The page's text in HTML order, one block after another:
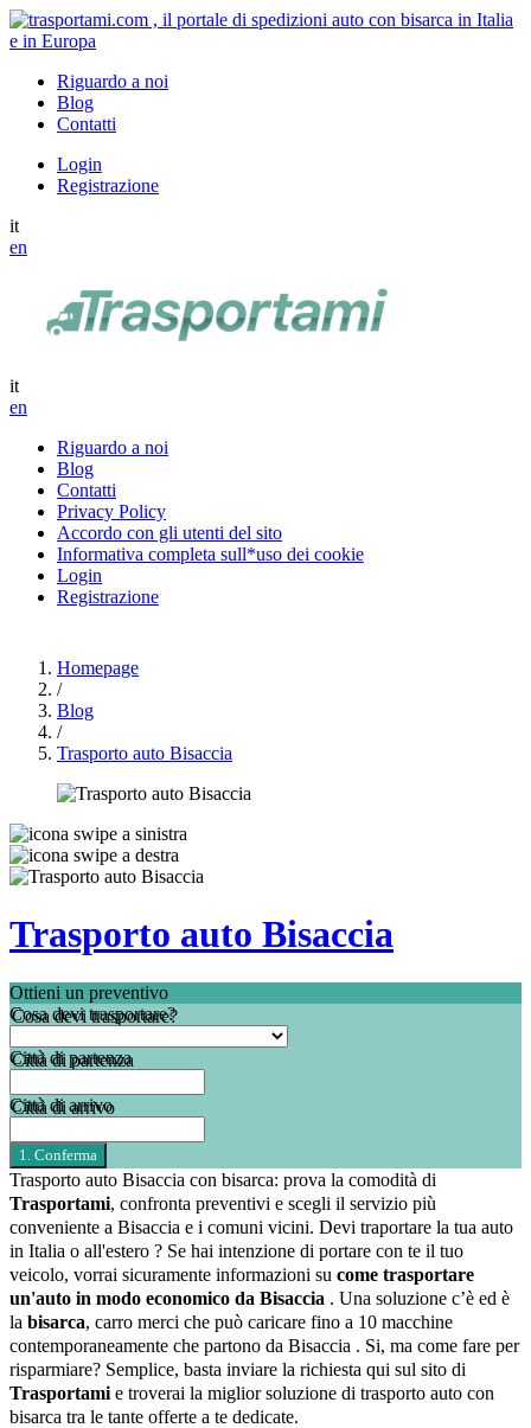
Riguardo a noi
Blog
Contatti
Login
Registrazione
it
en
it
en
Riguardo a noi
Blog
Contatti
Privacy Policy
Accordo con gli utenti del sito
Informativa completa sull*uso dei cookie
Login
Registrazione
Homepage
/
Blog
/
Trasporto auto Bisaccia
Trasporto auto Bisaccia
Ottieni un preventivo
Cosa devi trasportare?
Città di partenza
Città di arrivo
Trasporto auto Bisaccia con bisarca: prova la comodità di
Trasportami, confronta preventivi e scegli il servizio più
conveniente a Bisaccia e i comuni vicini. Devi traportare la tua auto
in Italia o all'estero ? Se hai intenzione di portare con te il tuo
veicolo, vorrai sicuramente informazioni su come trasportare
un'auto in modo economico da Bisaccia . Una soluzione c’è ed è
la bisarca, carro merci che può caricare fino a 10 macchine
contemporaneamente che partono da Bisaccia . Si, ma come fare per
risparmiare? Semplice, basta inviare la richiesta qui sul sito di
Trasportami e troverai la miglior soluzione di trasporto auto con
bisarca tra le tante offerte a te dedicate.